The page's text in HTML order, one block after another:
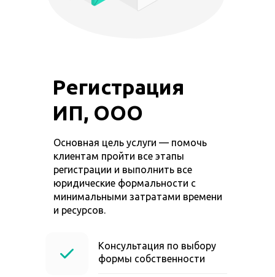
Регистрация
ИП, ООО
Основная цель услуги — помочь
клиентам пройти все этапы
регистрации и выполнить все
юридические формальности с
минимальными затратами времени
и ресурсов.
Консультация по выбору
формы собственности